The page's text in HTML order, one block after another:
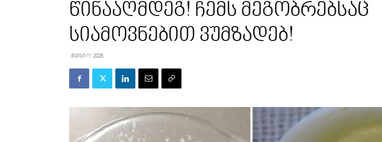
წინააღმდეგ! ჩემს მეგობრებსაც
სიამოვნებით ვუმზადებ!
მაისი 11, 2026